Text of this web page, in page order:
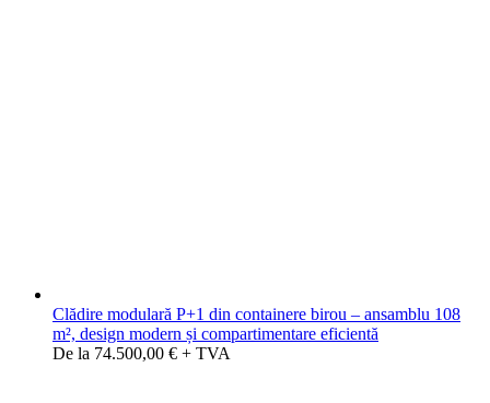
Clădire modulară P+1 din containere birou – ansamblu 108
m², design modern și compartimentare eficientă
De la 74.500,00 € + TVA